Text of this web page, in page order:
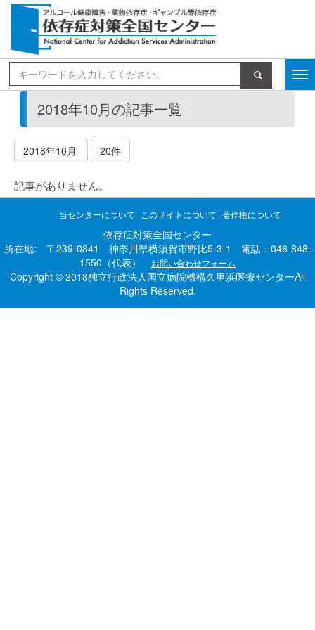
検索
2018年10月の記事一覧
2018年10月 20件
記事がありません。
当センターについて このサイトについて 著作権について
依存症対策全国センター
所在地: 〒239-0841 神奈川県横須賀市野比5-3-1 電話：046-848-
1550（代表）
お問い合わせフォーム
Copyright © 2018独立行政法人国立病院機構久里浜医療センターAll
Rights Reserved.